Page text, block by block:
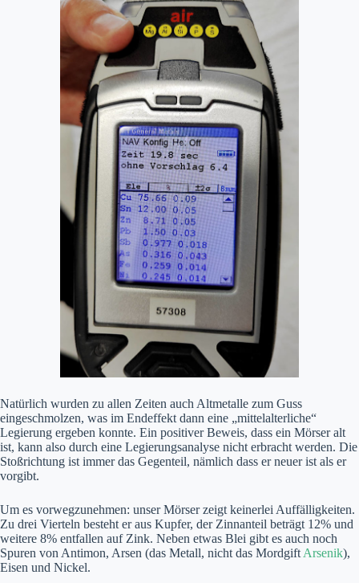
Natürlich wurden zu allen Zeiten auch Altmetalle zum Guss
eingeschmolzen, was im Endeffekt dann eine „mittelalterliche“
Legierung ergeben konnte. Ein positiver Beweis, dass ein Mörser alt
ist, kann also durch eine Legierungsanalyse nicht erbracht werden. Die
Stoßrichtung ist immer das Gegenteil, nämlich dass er neuer ist als er
vorgibt.
Um es vorwegzunehmen: unser Mörser zeigt keinerlei Auffälligkeiten.
Zu drei Vierteln besteht er aus Kupfer, der Zinnanteil beträgt 12% und
weitere 8% entfallen auf Zink. Neben etwas Blei gibt es auch noch
Spuren von Antimon, Arsen (das Metall, nicht das Mordgift Arsenik),
Eisen und Nickel.